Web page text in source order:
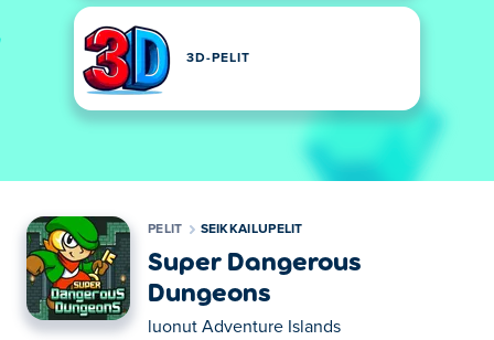
3D-PELIT
PELIT SEIKKAILUPELIT
Super Dangerous
Dungeons
luonut Adventure Islands